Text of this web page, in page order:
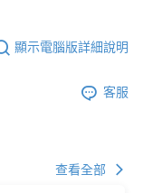
顯示電腦版詳細說明
客服
查看全部